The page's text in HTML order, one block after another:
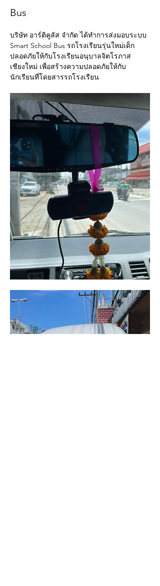
Bus
บริษัท อาร์ติคูลัส จำกัด ได้ทำการส่งมอบระบบ
Smart School Bus รถโรงเรียนรุ่นใหม่เด็ก
ปลอดภัยให้กับโรงเรียนอนุบาลจิตโรภาส
เชียงใหม่ เพื่อสร้างความปลอดภัยให้กับ
นักเรียนที่โดยสารรถโรงเรียน